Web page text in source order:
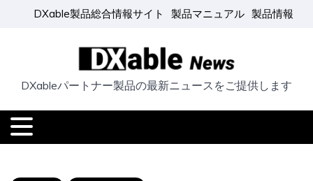
DXable製品総合情報サイト 製品マニュアル 製品情報
DXableパートナー製品の最新ニュースをご提供します